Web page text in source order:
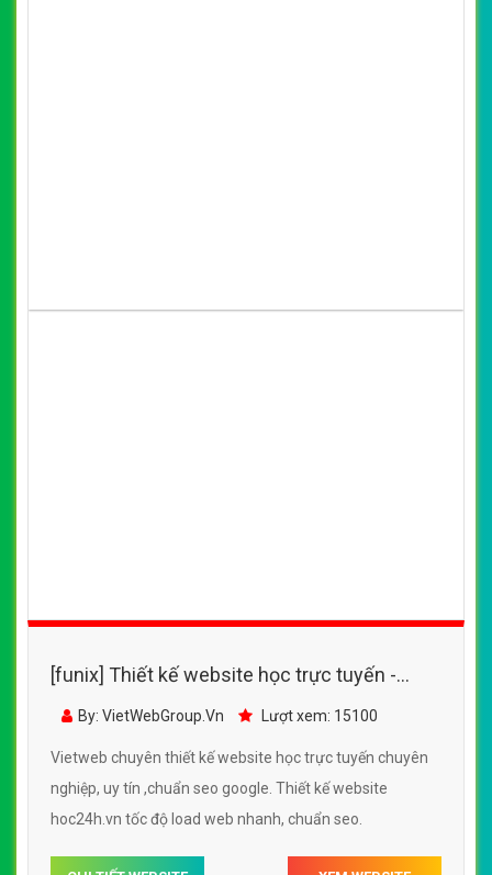
[funix] Thiết kế website học trực tuyến -
hoc24h.vn đẹp SEO nhanh hiệu quả
By: VietWebGroup.Vn Lượt xem: 15100
Vietweb chuyên thiết kế website học trực tuyến chuyên
nghiệp, uy tín ,chuẩn seo google. Thiết kế website
hoc24h.vn tốc độ load web nhanh, chuẩn seo.